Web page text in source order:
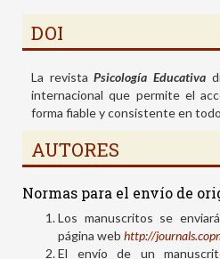
DOI
La revistaPsicología Educativa
internacional que permite el
forma fiable y consistente en
AUTORES
Normas para el envío de
Los manuscritos se
página web http://
El envío de un